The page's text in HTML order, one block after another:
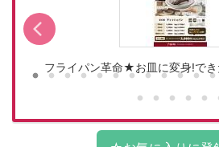
フライパン革命★お皿に変身!で